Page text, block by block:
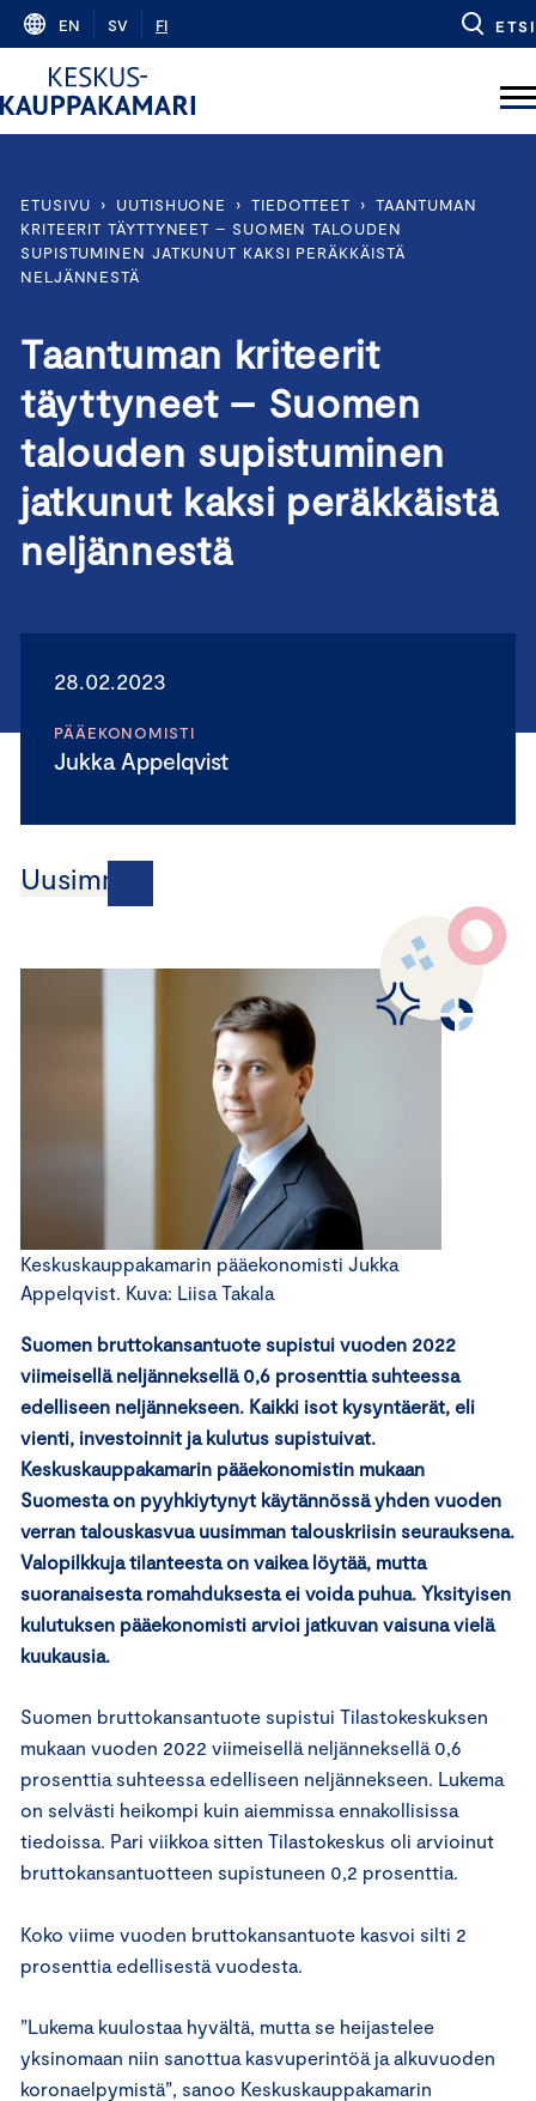
Skip
content
EN SV FI ETSI
ETUSIVU › UUTISHUONE › TIEDOTTEET › TAANTUMAN
KRITEERIT TÄYTTYNEET – SUOMEN TALOUDEN
SUPISTUMINEN JATKUNUT KAKSI PERÄKKÄISTÄ
NELJÄNNESTÄ
Taantuman kriteerit
täyttyneet – Suomen
talouden supistuminen
jatkunut kaksi peräkkäistä
neljännestä
28.02.2023
PÄÄEKONOMISTI
Jukka Appelqvist
Uusimmat
Keskuskauppakamarin pääekonomisti Jukka
Appelqvist. Kuva: Liisa Takala
Suomen bruttokansantuote supistui vuoden 2022
viimeisellä neljänneksellä 0,6 prosenttia suhteessa
edelliseen neljännekseen. Kaikki isot kysyntäerät, eli
vienti, investoinnit ja kulutus supistuivat.
Keskuskauppakamarin pääekonomistin mukaan
Suomesta on pyyhkiytynyt käytännössä yhden vuoden
verran talouskasvua uusimman talouskriisin seurauksena.
Valopilkkuja tilanteesta on vaikea löytää, mutta
suoranaisesta romahduksesta ei voida puhua. Yksityisen
kulutuksen pääekonomisti arvioi jatkuvan vaisuna vielä
kuukausia.
Suomen bruttokansantuote supistui Tilastokeskuksen
mukaan vuoden 2022 viimeisellä neljänneksellä 0,6
prosenttia suhteessa edelliseen neljännekseen. Lukema
on selvästi heikompi kuin aiemmissa ennakollisissa
tiedoissa. Pari viikkoa sitten Tilastokeskus oli arvioinut
bruttokansantuotteen supistuneen 0,2 prosenttia.
Koko viime vuoden bruttokansantuote kasvoi silti 2
prosenttia edellisestä vuodesta.
”Lukema kuulostaa hyvältä, mutta se heijastelee
yksinomaan niin sanottua kasvuperintöä ja alkuvuoden
koronaelpymistä”, sanoo Keskuskauppakamarin